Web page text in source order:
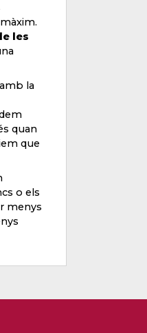
les
la
quan
que
o els
menys